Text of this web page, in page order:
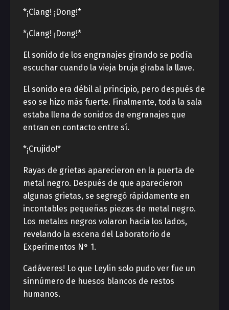
*¡Clang! ¡Dong!*
*¡Clang! ¡Dong!*
El sonido de los engranajes girando se podía
escuchar cuando la vieja bruja giraba la llave.
El sonido era débil al principio, pero después de
eso se hizo más fuerte. Finalmente, toda la sala
estaba llena de sonidos de engranajes que
entran en contacto entre sí.
*¡Crujido!*
Rayas de grietas aparecieron en la puerta de
metal negro. Después de que aparecieron
algunas grietas, se segregó rápidamente en
incontables pequeñas piezas de metal negro.
Los metales negros volaron hacia los lados,
revelando la escena del Laboratorio de
Experimentos N° 1.
Cadáveres! Lo que Leylin solo pudo ver fue un
sinnúmero de huesos blancos de restos
humanos.